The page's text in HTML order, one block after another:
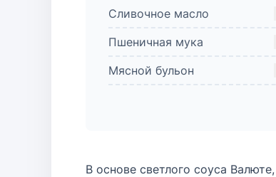
Сливочное масло
Пшеничная мука
Мясной бульон
В основе светлого соуса